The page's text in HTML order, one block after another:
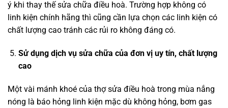
ý khi thay thế sửa chữa điều hoà. Trường hợp không có
linh kiện chính hãng thì cũng cần lựa chọn các linh kiện có
chất lượng cao tránh các rủi ro không đáng có.
Sử dụng dịch vụ sửa chữa của đơn vị uy tín, chất lượng
cao
Một vài mánh khoé của thợ sửa điều hoà trong mùa nắng
nóng là báo hỏng linh kiện mặc dù không hỏng, bơm gas